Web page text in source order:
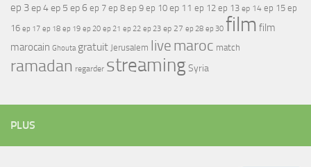
ep 3ep 4ep 5 ep 6 ep 7 ep 8 ep 9 ep 10 ep 11 ep 12 ep 13 ep 14 ep 15 ep
16 ep 17 ep 18 ep 19 ep 20 ep 21 ep 22 ep 23 ep 27 ep 28 ep 30 film film
marocain Ghouta gratuit Jerusalem live maroc match
ramadan regarder streamingSyria
PLUS